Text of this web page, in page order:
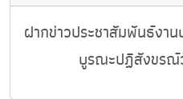
ฝากข่าวประชาสัมพันธ์ง
บูรณะปฏิสังขรณ์